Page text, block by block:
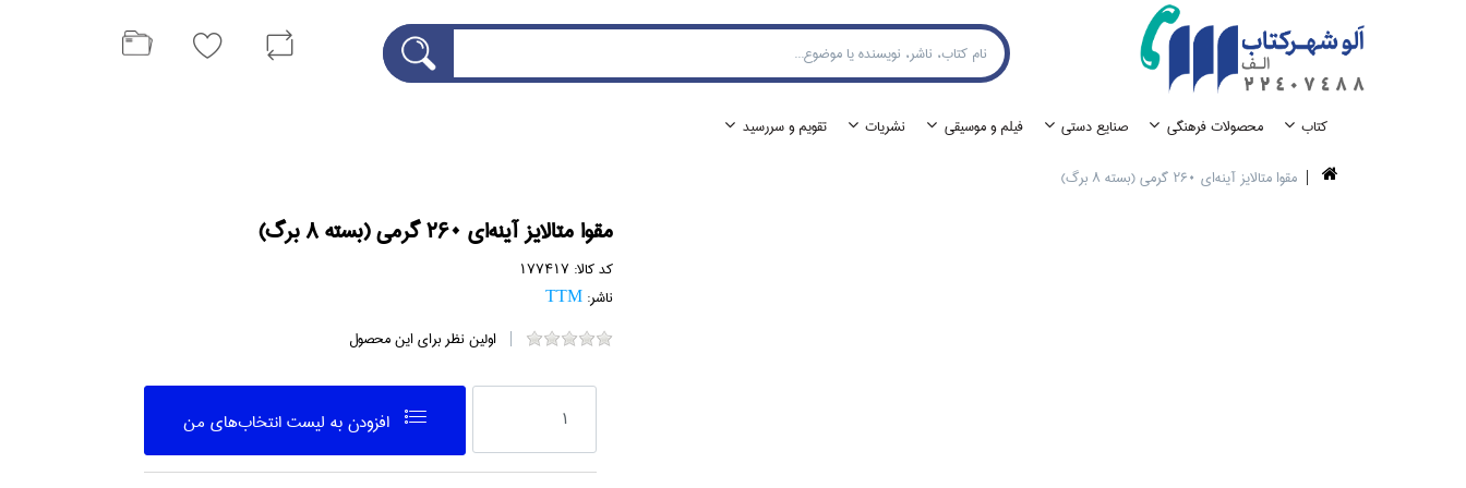
كتاب محصولات فرهنگي صنايع دستي فيلم و موسيقي نشريات
تقويم و سررسيد
مقوا متالايز آينه‌اي 260 گرمي (بسته 8 برگ)
مقوا متالايز آينه‌اي 260 گرمي (بسته 8 برگ)
کد کالا: 177417
ناشر: TTM
اولین نظر برای این محصول
افزودن به ليست انتخاب‌هاي من